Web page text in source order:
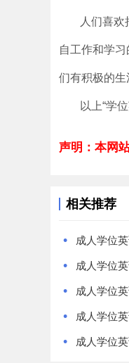
人们喜
自工作和学
们有积极的生
以上“学
声明：本网
相关推荐
• 成人学位
• 成人学位
• 成人学位
• 成人学位
• 成人学位